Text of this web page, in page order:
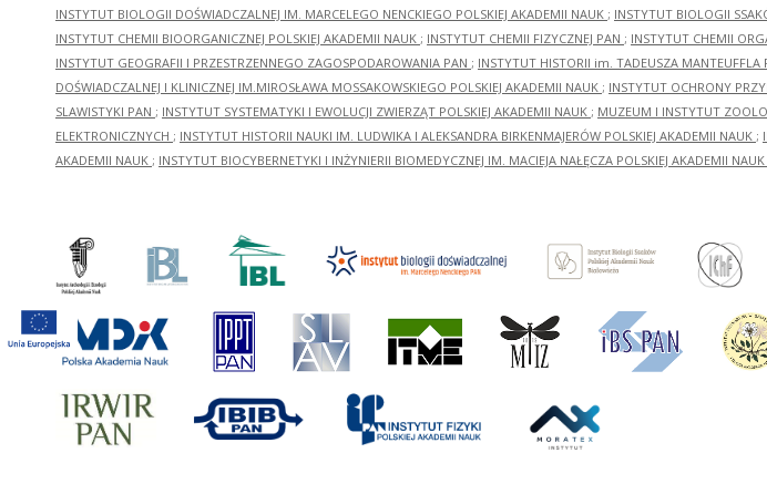
INSTYTUT BIOLOGII DOŚWIADCZALNEJ IM. MARCELEGO NENCKIEGO POLSKIEJ AKADEMII NAUK ; INSTYTUT BIOLOGII
INSTYTUT CHEMII BIOORGANICZNEJ POLSKIEJ AKADEMII NAUK ; INSTYTUT CHEMII FIZYCZNEJ PAN ; INSTYTUT CHEMII
INSTYTUT GEOGRAFII I PRZESTRZENNEGO ZAGOSPODAROWANIA PAN ; INSTYTUT HISTORII im. TADEUSZA MANTEUFFLA
DOŚWIADCZALNEJ I KLINICZNEJ IM.MIROSŁAWA MOSSAKOWSKIEGO POLSKIEJ AKADEMII NAUK ; INSTYTUT OCHRONY
SLAWISTYKI PAN ; INSTYTUT SYSTEMATYKI I EWOLUCJI ZWIERZĄT POLSKIEJ AKADEMII NAUK ; MUZEUM I INSTYTUT
ELEKTRONICZNYCH ; INSTYTUT HISTORII NAUKI IM. LUDWIKA I ALEKSANDRA BIRKENMAJERÓW POLSKIEJ AKADEMII NAUK ;
AKADEMII NAUK ; INSTYTUT BIOCYBERNETYKI I INŻYNIERII BIOMEDYCZNEJ IM. MACIEJA NAŁĘCZA POLSKIEJ AKADEMII NAUK